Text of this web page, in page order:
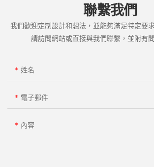
聯繫我們
我們歡迎定制設計和想法，並能夠滿足特定要
請訪問網站或直接與我們聯繫，並附有
姓名
電子郵件
內容